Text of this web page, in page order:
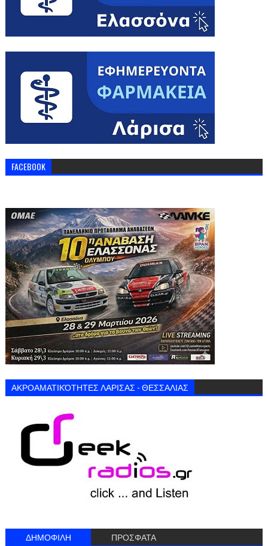
FACEBOOK
ΑΚΡΟΑΜΑΤΙΚΌΤΗΤΕΣ ΛΑΡΙΣΑΣ - ΘΕΣΣΑΛΙΑΣ
ΔΗΜΟΦΙΛΗ ΠΡΟΣΦΑΤΑ